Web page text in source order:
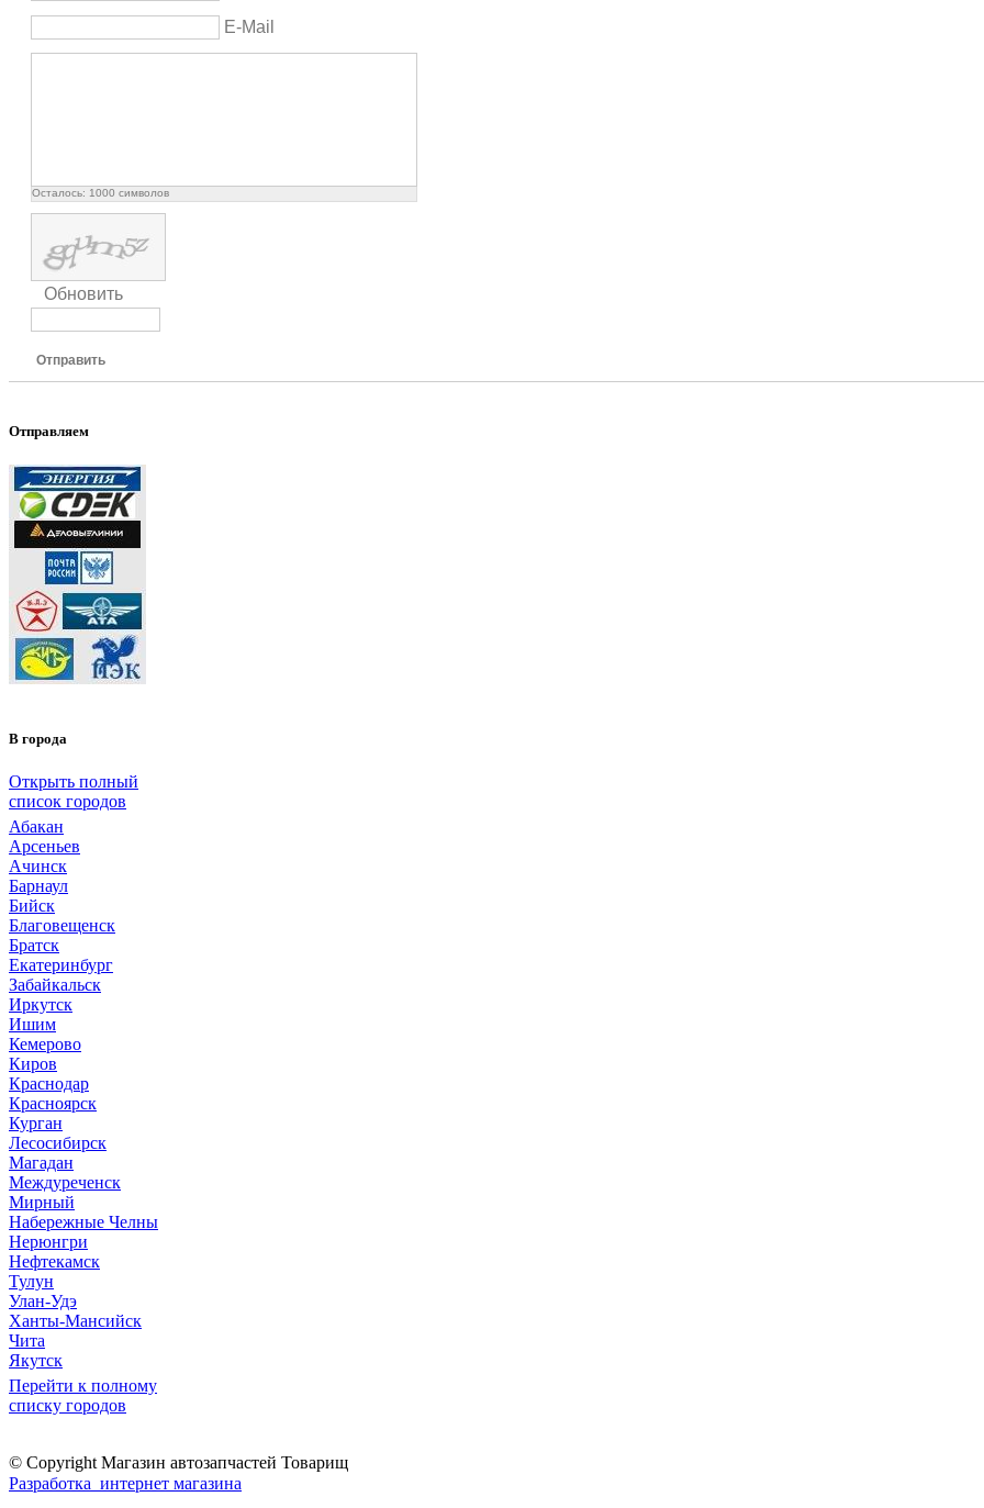
E-Mail
Осталось: 1000 символов
Обновить
Отправить
Отправляем
В города
Открыть полный
список городов
Абакан
Арсеньев
Ачинск
Барнаул
Бийск
Благовещенск
Братск
Екатеринбург
Забайкальск
Иркутск
Ишим
Кемерово
Киров
Краснодар
Красноярск
Курган
Лесосибирск
Магадан
Междуреченск
Мирный
Набережные Челны
Нерюнгри
Нефтекамск
Тулун
Улан-Удэ
Ханты-Мансийск
Чита
Якутск
Перейти к полному
списку городов
© Copyright Магазин автозапчастей Товарищ
Разработка интернет магазина